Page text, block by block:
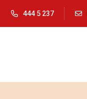
444 5 237